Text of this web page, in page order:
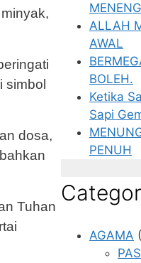
dosa,
Tuhan
ALLAH
AWAL
BOLEH.
Ketika
Sapi
PENUH
AGAMA